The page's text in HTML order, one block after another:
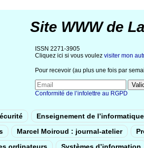
Site WWW de
ISSN 2271-3905
Cliquez ici si vous voulez visiter mon
Pour recevoir (au plus une fois par
Conformité de l’infolettre au RGPD
Enseignement de l’informatique
Marcel Moiroud : journal-atelier